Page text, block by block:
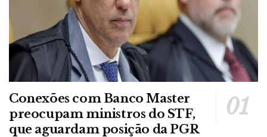
Conexões com Banco Master
preocupam ministros do STF,
que aguardam posição da PGR